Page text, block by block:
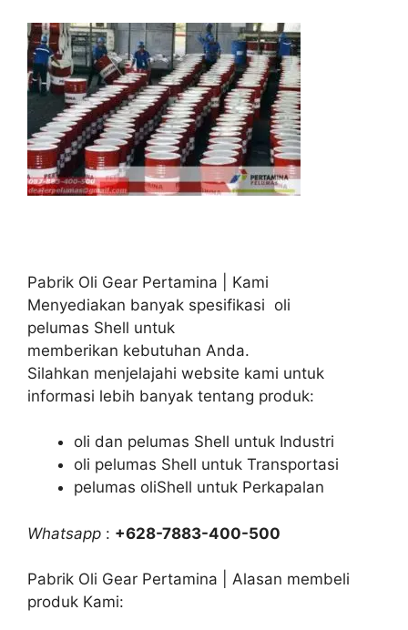
Pabrik Oli Gear Pertamina | Kami
Menyediakan banyak spesifikasi oli
pelumas Shell untuk
memberikan kebutuhan Anda.
Silahkan menjelajahi website kami untuk
informasi lebih banyak tentang produk:
oli dan pelumas Shell untuk Industri
oli pelumas Shell untuk Transportasi
pelumas oliShell untuk Perkapalan
Whatsapp : +628-7883-400-500
Pabrik Oli Gear Pertamina | Alasan membeli
produk Kami: